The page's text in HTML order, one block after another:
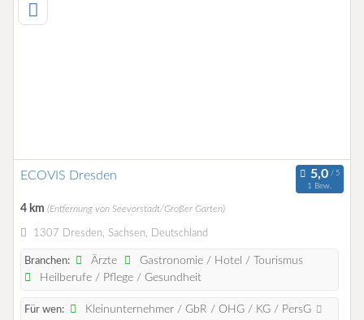
ECOVIS Dresden
1 Bew.
4 km (Entfernung von Seevorstadt/Großer Garten)
1307 Dresden, Sachsen, Deutschland
Branchen: Ärzte
Gastronomie / Hotel / Tourismus
Heilberufe / Pflege / Gesundheit
Für wen:
Kleinunternehmer / GbR / OHG / KG / PersG